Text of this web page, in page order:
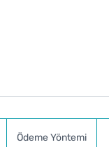
Ödeme Yöntemi